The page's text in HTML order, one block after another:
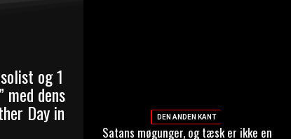
og 1
dens
Day in DEN ANDEN KANT
Satans møgunger, og tæsk er ikke en